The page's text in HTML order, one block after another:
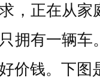
，正在从
拥有一辆车
价钱。下图